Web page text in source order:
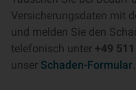
Versicherungsdaten mit
und melden Sie den
telefonisch unter +49
unser Schaden-Formular.